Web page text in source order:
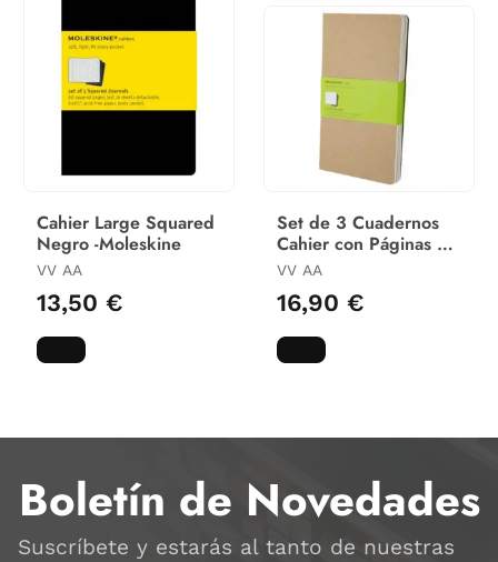
Cahier Large Squared
Negro -Moleskine
VV AA
13,50 €
Set de 3 Cuadernos
Cahier con Páginas en
Blanco - Large - Color
VV AA
16,90 €
Boletín de Novedades
Suscríbete y estarás al tanto de nuestras